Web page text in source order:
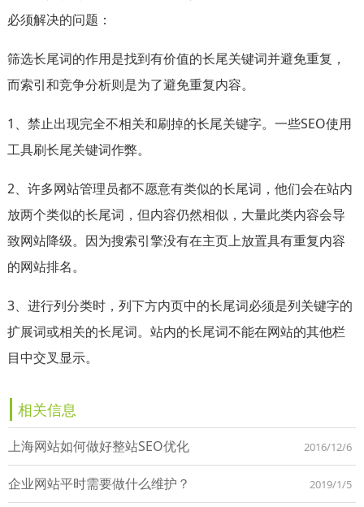
必须解决的问题：
筛选长尾词的作用是找到有价值的长尾关键词并避免重复，
而索引和竞争分析则是为了避免重复内容。
1、禁止出现完全不相关和刷掉的长尾关键字。一些SEO使用
工具刷长尾关键词作弊。
2、许多网站管理员都不愿意有类似的长尾词，他们会在站内
放两个类似的长尾词，但内容仍然相似，大量此类内容会导
致网站降级。因为搜索引擎没有在主页上放置具有重复内容
的网站排名。
3、进行列分类时，列下方内页中的长尾词必须是列关键字的
扩展词或相关的长尾词。站内的长尾词不能在网站的其他栏
目中交叉显示。
相关信息
上海网站如何做好整站SEO优化 2016/12/6
企业网站平时需要做什么维护？ 2019/1/5